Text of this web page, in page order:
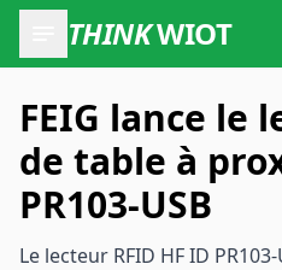
THINKWIOT
FEIG lance le
de table à
PR103-USB
Le lecteur RFID HF ID